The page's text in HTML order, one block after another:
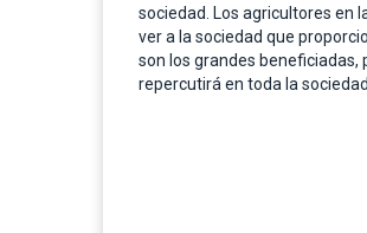
sociedad. Los agricultores en
ver a la sociedad que
son los grandes beneficiadas,
repercutirá en toda la